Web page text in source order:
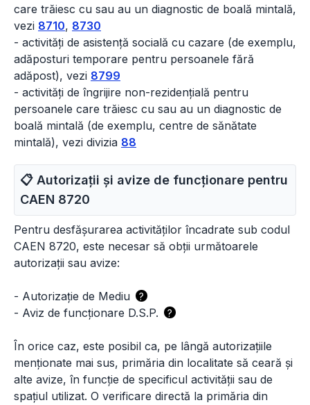
care trăiesc cu sau au un diagnostic de boală mintală,
vezi 8710, 8730
- activități de asistență socială cu cazare (de exemplu,
adăposturi temporare pentru persoanele fără
adăpost), vezi 8799
- activități de îngrijire non-rezidențială pentru
persoanele care trăiesc cu sau au un diagnostic de
boală mintală (de exemplu, centre de sănătate
mintală), vezi divizia 88
📋 Autorizații și avize de funcționare pentru
CAEN 8720
Pentru desfășurarea activităților încadrate sub codul
CAEN 8720, este necesar să obții următoarele
autorizații sau avize:
- Autorizație de Mediu ?
- Aviz de funcționare D.S.P. ?
În orice caz, este posibil ca, pe lângă autorizațiile
menționate mai sus, primăria din localitate să ceară și
alte avize, în funcție de specificul activității sau de
spațiul utilizat. O verificare directă la primăria din